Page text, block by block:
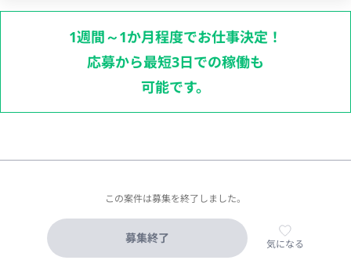
1週間～1か月程度でお仕事決定！
応募から最短3日での稼働も
可能です。
この案件は募集を終了しました。
募集終了 気になる